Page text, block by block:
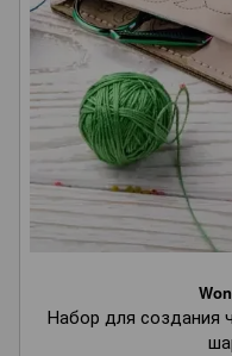
Набор для создания